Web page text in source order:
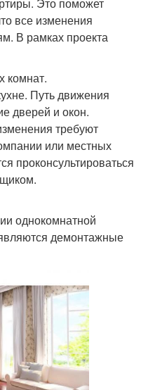
все изменения
В рамках проекта
комнат.
Путь движения
дверей и окон.
требуют
или местных
проконсультироваться
однокомнатной
демонтажные